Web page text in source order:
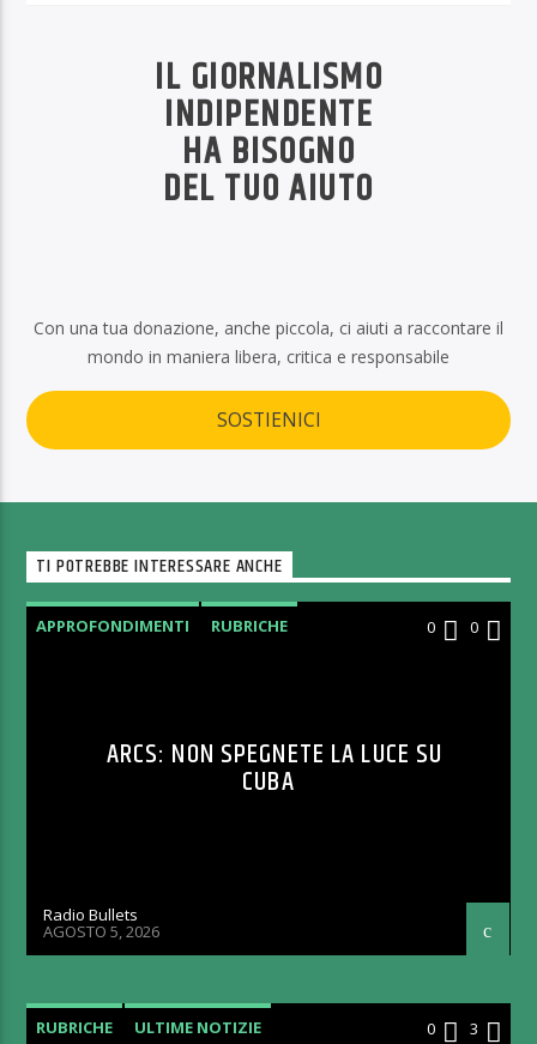
IL GIORNALISMO
INDIPENDENTE
HA BISOGNO
DEL TUO AIUTO
Con una tua donazione, anche piccola, ci aiuti a raccontare il
mondo in maniera libera, critica e responsabile
SOSTIENICI
TI POTREBBE INTERESSARE ANCHE
APPROFONDIMENTI RUBRICHE 0 0
ARCS: NON SPEGNETE LA LUCE SU
CUBA
Radio Bullets
AGOSTO 5, 2026
RUBRICHE ULTIME NOTIZIE 0 3